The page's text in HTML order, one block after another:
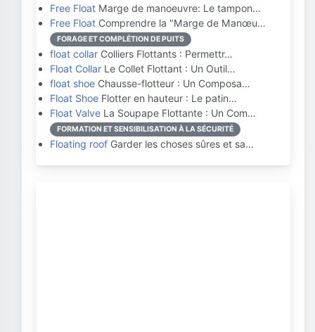
Free Float Marge de manoeuvre: Le tampon…
Free Float Comprendre la "Marge de Manœu…
FORAGE ET COMPLÉTION DE PUITS
float collar Colliers Flottants : Permettr…
Float Collar Le Collet Flottant : Un Outil…
float shoe Chausse-flotteur : Un Composa…
Float Shoe Flotter en hauteur : Le patin…
Float Valve La Soupape Flottante : Un Com…
FORMATION ET SENSIBILISATION À LA SÉCURITÉ
Floating roof Garder les choses sûres et sa…